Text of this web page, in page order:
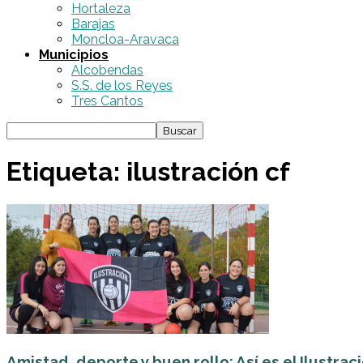
Hortaleza
Barajas
Moncloa-Aravaca
Municipios
Alcobendas
S.S. de los Reyes
Tres Cantos
Etiqueta: ilustración cf